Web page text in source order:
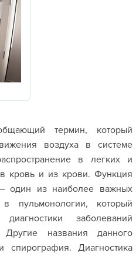
термин, который
воздуха в системе
в легких и
кровь и из крови. Функция
один из наиболее важных
в пульмонологии, который
заболеваний
Другие названия данного
спирография. Диагностика